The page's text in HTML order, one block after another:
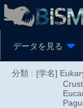
データを見る
分類 : [学名]